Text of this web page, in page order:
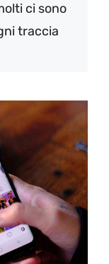
ci sono
traccia